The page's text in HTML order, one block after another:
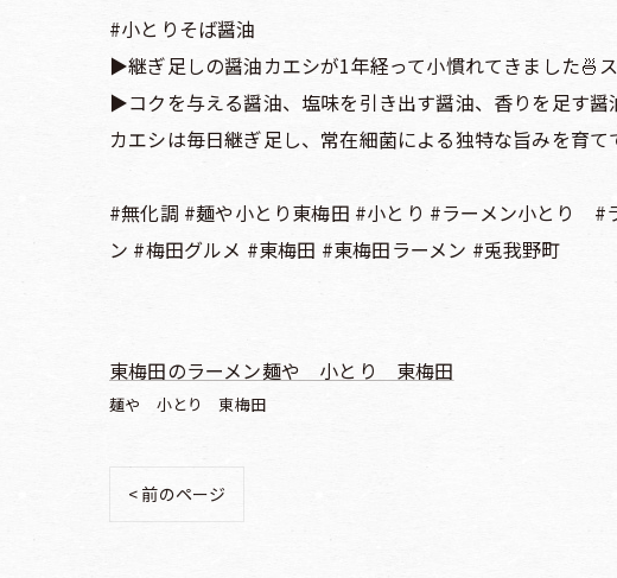
#小とりそば醤油
▶️継ぎ足しの醤油カエシが1年経って小慣れてきました🍜
▶️コクを与える醤油、塩味を引き出す醤油、香りを足す
カエシは毎日継ぎ足し、常在細菌による独特な旨みを育て
#無化調 #麺や小とり東梅田 #小とり #ラーメン小とり #
ン #梅田グルメ #東梅田 #東梅田ラーメン #兎我野町
東梅田のラーメン麺や 小とり 東梅田
麺や 小とり 東梅田
< 前のページ